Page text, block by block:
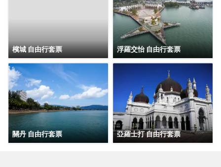
檳城 自由行套票 浮羅交怡 自由行套票
關丹 自由行套票 亞羅士打 自由行套票